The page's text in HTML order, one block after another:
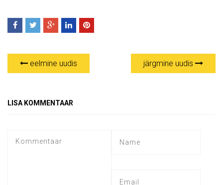
eelmine uudis järgmine uudis
LISA KOMMENTAAR